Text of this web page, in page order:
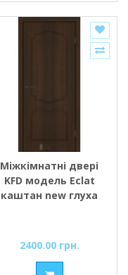
Міжкімнатні двері
KFD модель Eclat
каштан new глуха
2400.00 грн.